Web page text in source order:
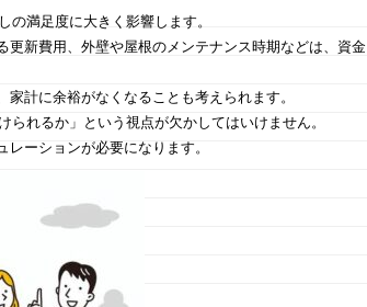
満足度に大きく影響します。
新費用、外壁や屋根のメンテナンス時期などは、資金
計に余裕がなくなることも考えられます。
れるか」という視点が欠かしてはいけません。
ーションが必要になります。